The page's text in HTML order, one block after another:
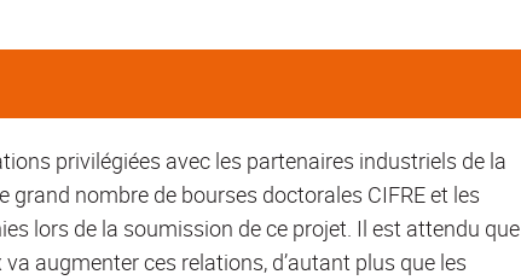
privilégiées avec les partenaires industriels de la
nombre de bourses doctorales CIFRE et les
lors de la soumission de ce projet. Il est attendu que
augmenter ces relations, d’autant plus que les